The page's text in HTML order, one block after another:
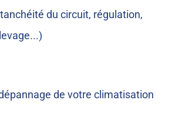
du circuit, régulation,
de votre climatisation